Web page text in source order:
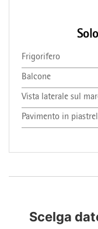
Frigorifero
Balcone
Vista laterale sul
Pavimento in
Scelga